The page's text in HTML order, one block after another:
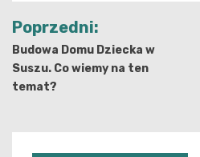
Nawigacja
wpisu
Poprzedni:
Budowa Domu Dziecka w
Suszu. Co wiemy na ten
temat?